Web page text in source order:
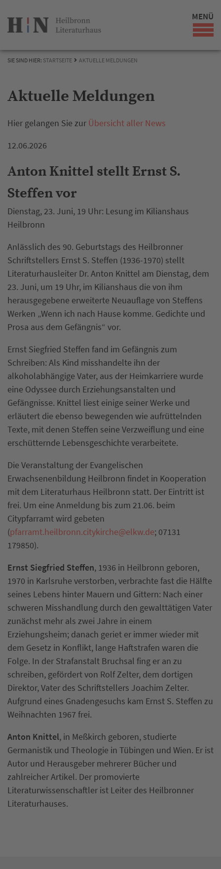
MENÜ
SIE SIND HIER: STARTSEITE AKTUELLE MELDUNGEN
Aktuelle Meldungen
Hier gelangen Sie zur Übersicht aller News
12.06.2026
Anton Knittel stellt Ernst S.
Steffen vor
Dienstag, 23. Juni, 19 Uhr: Lesung im Kilianshaus
Heilbronn
Anlässlich des 90. Geburtstags des Heilbronner
Schriftstellers Ernst S. Steffen (1936-1970) stellt
Literaturhausleiter Dr. Anton Knittel am Dienstag, dem
23. Juni, um 19 Uhr, im Kilianshaus die von ihm
herausgegebene erweiterte Neuauflage von Steffens
Werken „Wenn ich nach Hause komme. Gedichte und
Prosa aus dem Gefängnis“ vor.
Ernst Siegfried Steffen fand im Gefängnis zum
Schreiben: Als Kind misshandelte ihn der
alkoholabhängige Vater, aus der Heimkarriere wurde
eine Odyssee durch Erziehungsanstalten und
Gefängnisse. Knittel liest einige seiner Werke und
erläutert die ebenso bewegenden wie aufrüttelnden
Texte, mit denen Steffen seine Verzweiflung und eine
erschütternde Lebensgeschichte verarbeitete.
Die Veranstaltung der Evangelischen
Erwachsenenbildung Heilbronn findet in Kooperation
mit dem Literaturhaus Heilbronn statt. Der Eintritt ist
frei. Um eine Anmeldung bis zum 21.06. beim
Citypfarramt wird gebeten
(pfarramt.heilbronn.citykirche@elkw.de; 07131
179850).
Ernst Siegfried Steffen, 1936 in Heilbronn geboren,
1970 in Karlsruhe verstorben, verbrachte fast die Hälfte
seines Lebens hinter Mauern und Gittern: Nach einer
schweren Misshandlung durch den gewalttätigen Vater
zunächst mehr als zwei Jahre in einem
Erziehungsheim; danach geriet er immer wieder mit
dem Gesetz in Konflikt, lange Haftstrafen waren die
Folge. In der Strafanstalt Bruchsal fing er an zu
schreiben, gefördert von Rolf Zelter, dem dortigen
Direktor, Vater des Schriftstellers Joachim Zelter.
Aufgrund eines Gnadengesuchs kam Ernst S. Steffen zu
Weihnachten 1967 frei.
Anton Knittel, in Meßkirch geboren, studierte
Germanistik und Theologie in Tübingen und Wien. Er ist
Autor und Herausgeber mehrerer Bücher und
zahlreicher Artikel. Der promovierte
Literaturwissenschaftler ist Leiter des Heilbronner
Literaturhauses.